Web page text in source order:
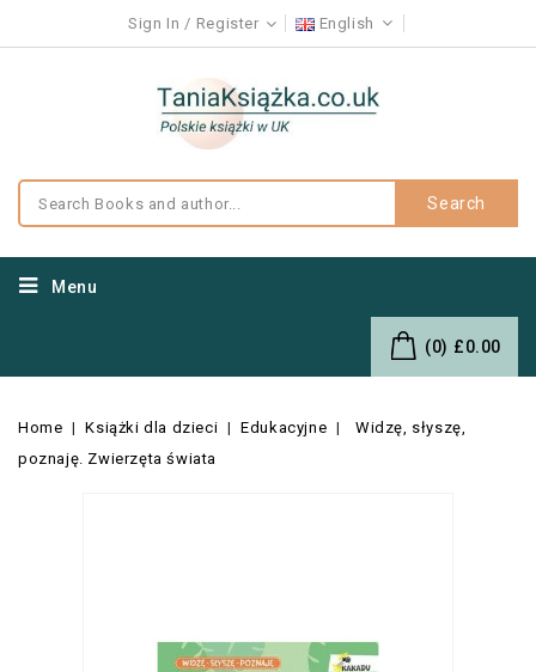
Sign In Register English
Search
Menu
(0) £0.00
Home Książki dla dzieci Edukacyjne
Widzę, słyszę,
poznaję. Zwierzęta świata